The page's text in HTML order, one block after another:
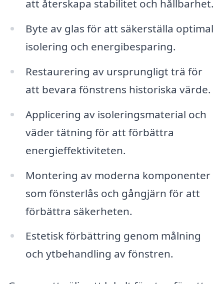
att återskapa stabilitet och hållbarhet.
Byte av glas för att säkerställa optimal
isolering och energibesparing.
Restaurering av ursprungligt trä för
att bevara fönstrens historiska värde.
Applicering av isoleringsmaterial och
väder tätning för att förbättra
energieffektiviteten.
Montering av moderna komponenter
som fönsterlås och gångjärn för att
förbättra säkerheten.
Estetisk förbättring genom målning
och ytbehandling av fönstren.